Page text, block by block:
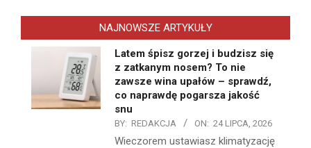
NAJNOWSZE ARTYKUŁY
Latem śpisz gorzej i budzisz się
z zatkanym nosem? To nie
zawsze wina upałów – sprawdź,
co naprawdę pogarsza jakość
snu
BY: REDAKCJA ON: 24 LIPCA, 2026
Wieczorem ustawiasz klimatyzację